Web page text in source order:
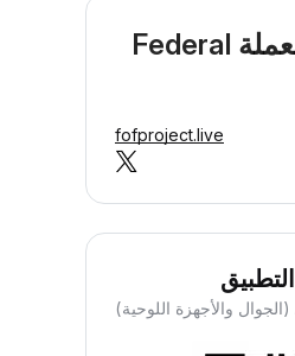
الموارد المُتاحة لعملة Federal
fofproject.live